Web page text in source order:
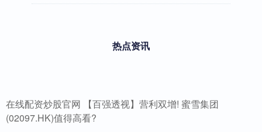
热点资讯
在线配资炒股官网 【百强透视】营利双增! 蜜雪集团
(02097.HK)值得高看?